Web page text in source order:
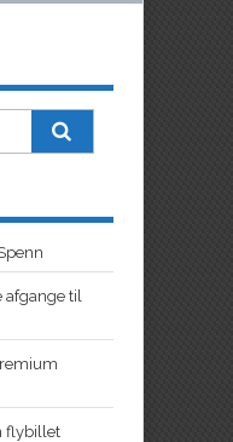
afgange til
flybillet